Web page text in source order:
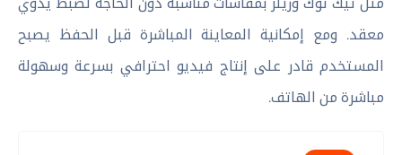
معقد. ومع إمكانية المعاينة المباشرة قبل الحفظ يصبح
المستخدم قادر على إنتاج فيديو احترافي بسرعة وسهولة
مباشرة من الهاتف.